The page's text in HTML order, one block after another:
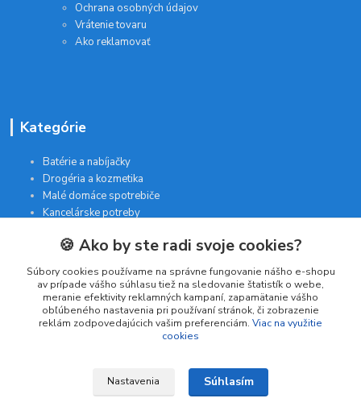
Ochrana osobných údajov
Vrátenie tovaru
Ako reklamovať
Kategórie
Batérie a nabíjačky
Drogéria a kozmetika
Malé domáce spotrebiče
Kancelárske potreby
Kontakt
INTERGAM s.r.o
Jelšová 5
🍪 Ako by ste radi svoje cookies?
Súbory cookies používame na správne fungovanie nášho e-shopu
av prípade vášho súhlasu tiež na sledovanie štatistík o webe,
meranie efektivity reklamných kampaní, zapamätanie vášho
obľúbeného nastavenia pri používaní stránok, či zobrazenie
reklám zodpovedajúcich vašim preferenciám. Viac na využitie
cookies
Nastavenia Súhlasím